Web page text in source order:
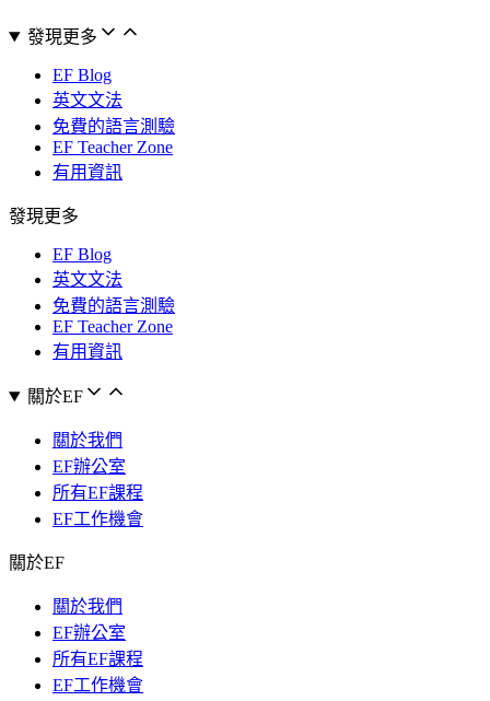
發現更多
EF Blog
英文文法
免費的語言測驗
EF Teacher Zone
有用資訊
發現更多
EF Blog
英文文法
免費的語言測驗
EF Teacher Zone
有用資訊
關於EF
關於我們
EF辦公室
所有EF課程
EF工作機會
關於EF
關於我們
EF辦公室
所有EF課程
EF工作機會